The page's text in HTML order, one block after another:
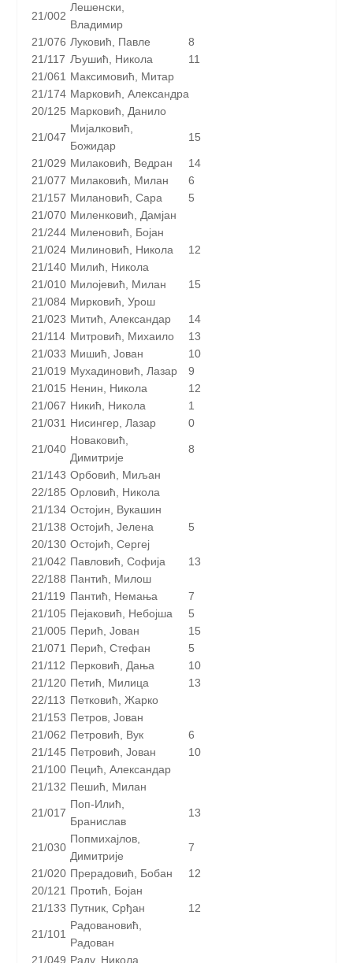
21/002
Лешенски,
Владимир
21/076 Луковић, Павле
8
21/117 Љушић, Никола
11
21/061 Максимовић, Митар
21/174 Марковић, Александра
20/125 Марковић, Данило
21/047
Мијалковић,
Божидар
15
21/029 Милаковић, Ведран
14
21/077 Милаковић, Милан
6
21/157 Милановић, Сара
5
21/070 Миленковић, Дамјан
21/244 Миленовић, Бојан
21/024 Милиновић, Никола
12
21/140 Милић, Никола
21/010 Милојевић, Милан
15
21/084 Мирковић, Урош
21/023 Митић, Александар
14
21/114 Митровић, Михаило
13
21/033 Мишић, Јован
10
21/019 Мухадиновић, Лазар
9
21/015 Ненин, Никола
12
21/067 Никић, Никола
1
21/031 Нисингер, Лазар 0
21/040
Новаковић,
Димитрије
8
21/143 Орбовић, Миљан
22/185 Орловић, Никола
21/134 Остојин, Вукашин
21/138 Остојић, Јелена
5
20/130 Остојић, Сергеј
21/042 Павловић, Софија
13
22/188 Пантић, Милош
21/119 Пантић, Немања
7
21/105 Пејаковић, Небојша
5
21/005 Перић, Јован
15
21/071 Перић, Стефан
5
21/112 Перковић, Дања
10
21/120 Петић, Милица
13
22/113 Петковић, Жарко
21/153 Петров, Јован
21/062 Петровић, Вук
6
21/145 Петровић, Јован
10
21/100 Пецић, Александар
21/132 Пешић, Милан
21/017
Поп-Илић,
Бранислав
13
21/030
Попмихајлов,
Димитрије
7
21/020 Прерадовић, Бобан
12
20/121 Протић, Бојан
21/133 Путник, Срђан 12
21/101
Радовановић,
Радован
21/049 Раду, Никола